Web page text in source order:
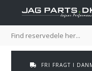
FRI FRAGT I